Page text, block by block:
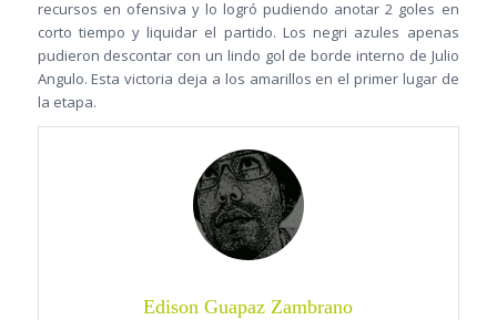
recursos en ofensiva y lo logró pudiendo anotar 2 goles en
corto tiempo y liquidar el partido. Los negri azules apenas
pudieron descontar con un lindo gol de borde interno de Julio
Angulo. Esta victoria deja a los amarillos en el primer lugar de
la etapa.
Edison Guapaz Zambrano